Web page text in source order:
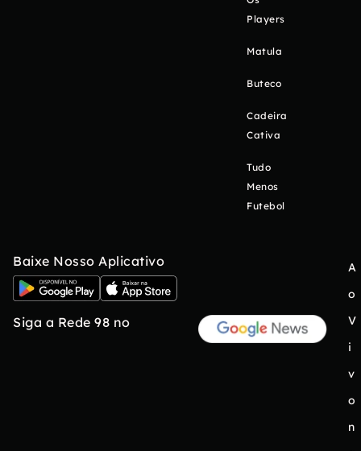
Players
Matula
Buteco
Cadeira
Cativa
Tudo
Menos
Futebol
Baixe Nosso Aplicativo
Siga a Rede 98 no
A
o
V
i
v
o
n